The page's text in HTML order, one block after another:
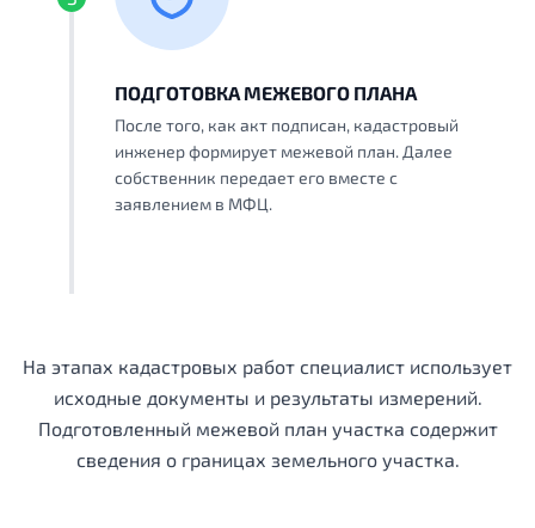
ПОДГОТОВКА МЕЖЕВОГО ПЛАНА
После того, как акт подписан, кадастровый
инженер формирует межевой план. Далее
собственник передает его вместе с
заявлением в МФЦ.
На этапах кадастровых работ специалист использует
исходные документы и результаты измерений.
Подготовленный межевой план участка содержит
сведения о границах земельного участка.